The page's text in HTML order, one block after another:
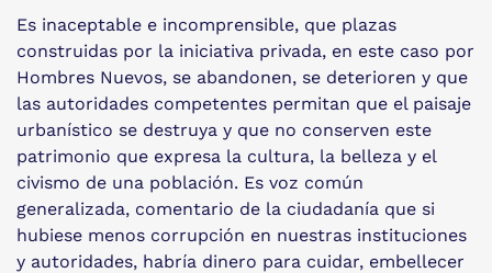
Es inaceptable e incomprensible, que plazas
construidas por la iniciativa privada, en este caso por
Hombres Nuevos, se abandonen, se deterioren y que
las autoridades competentes permitan que el paisaje
urbanístico se destruya y que no conserven este
patrimonio que expresa la cultura, la belleza y el
civismo de una población. Es voz común
generalizada, comentario de la ciudadanía que si
hubiese menos corrupción en nuestras instituciones
y autoridades, habría dinero para cuidar, embellecer